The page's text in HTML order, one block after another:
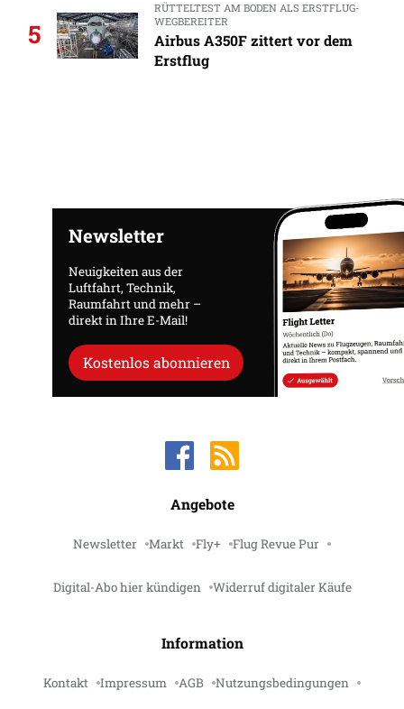
5
RÜTTELTEST AM BODEN ALS ERSTFLUG-
WEGBEREITER
Airbus A350F zittert vor dem
Erstflug
Newsletter
Neuigkeiten aus der
Luftfahrt, Technik,
Raumfahrt und mehr –
direkt in Ihre E-Mail!
Kostenlos abonnieren
Angebote
Newsletter Markt Fly+ Flug Revue Pur
Digital-Abo hier kündigen Widerruf digitaler Käufe
Information
Kontakt Impressum AGB Nutzungsbedingungen